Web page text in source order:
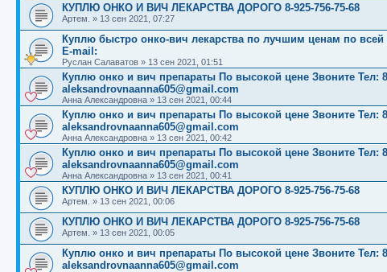
КУПЛЮ ОНКО И ВИЧ ЛЕКАРСТВА ДОРОГО 8-925-756-75-68
Артем. » 13 сен 2021, 07:27
Куплю быстро онко-вич лекарства по лучшим ценам по всей
E-mail:
Руслан Салаватов » 13 сен 2021, 01:51
Куплю онко и вич препараты По высокой цене Звоните Тел:
aleksandrovnaanna605@gmail.com
Анна Александровна » 13 сен 2021, 00:44
Куплю онко и вич препараты По высокой цене Звоните Тел:
aleksandrovnaanna605@gmail.com
Анна Александровна » 13 сен 2021, 00:42
Куплю онко и вич препараты По высокой цене Звоните Тел:
aleksandrovnaanna605@gmail.com
Анна Александровна » 13 сен 2021, 00:41
КУПЛЮ ОНКО И ВИЧ ЛЕКАРСТВА ДОРОГО 8-925-756-75-68
Артем. » 13 сен 2021, 00:06
КУПЛЮ ОНКО И ВИЧ ЛЕКАРСТВА ДОРОГО 8-925-756-75-68
Артем. » 13 сен 2021, 00:05
Куплю онко и вич препараты По высокой цене Звоните Тел:
aleksandrovnaanna605@gmail.com